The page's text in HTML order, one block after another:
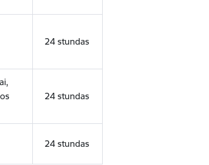
24 stundas
24 stundas
24 stundas